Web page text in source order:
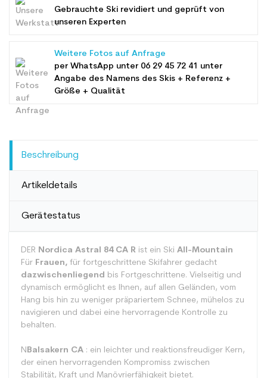
Gebrauchte Ski revidiert und geprüft von
unseren Experten
Weitere Fotos auf Anfrage
per WhatsApp unter 06 29 45 72 41 unter
Angabe des Namens des Skis + Referenz +
Größe + Qualität
Beschreibung
Artikeldetails
Gerätestatus
DER Nordica Astral 84 CA R ist ein Ski All-Mountain
Für Frauen, für fortgeschrittene Skifahrer gedacht
dazwischenliegend bis Fortgeschrittene. Vielseitig und
dynamisch ermöglicht es Ihnen, auf allen Geländen, vom
Hang bis hin zu weniger präpariertem Schnee, mühelos zu
navigieren und dabei eine hervorragende Kontrolle zu
behalten.
NBalsakern CA : ein leichter und reaktionsfreudiger Kern,
der einen hervorragenden Kompromiss zwischen
Stabilität, Kraft und Manövrierfähigkeit bietet.